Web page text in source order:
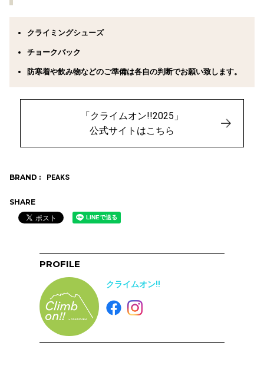
クライミングシューズ
チョークバック
防寒着や飲み物などのご準備は各自の判断でお願い致します。
「クライムオン!!2025」
公式サイトはこちら
BRAND : PEAKS
SHARE
PROFILE
クライムオン!!